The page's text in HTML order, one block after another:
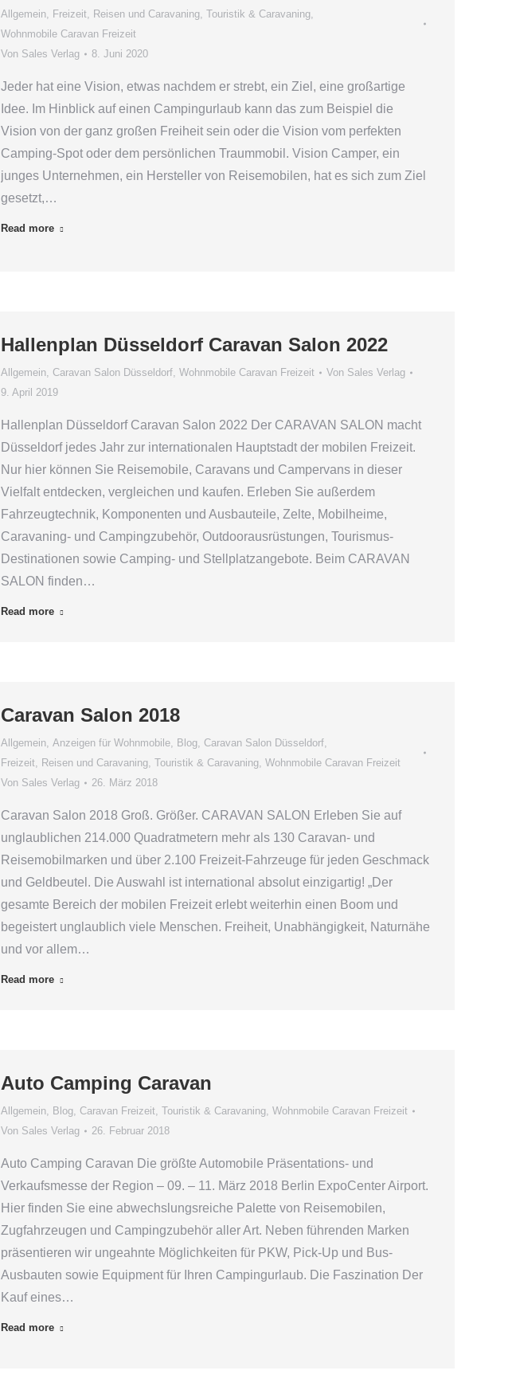
Allgemein, Freizeit, Reisen und Caravaning, Touristik & Caravaning,
Wohnmobile Caravan Freizeit
Von Sales Verlag 8. Juni 2020
Jeder hat eine Vision, etwas nachdem er strebt, ein Ziel, eine großartige
Idee. Im Hinblick auf einen Campingurlaub kann das zum Beispiel die
Vision von der ganz großen Freiheit sein oder die Vision vom perfekten
Camping-Spot oder dem persönlichen Traummobil. Vision Camper, ein
junges Unternehmen, ein Hersteller von Reisemobilen, hat es sich zum Ziel
gesetzt,…
Read more
Hallenplan Düsseldorf Caravan Salon 2022
Allgemein, Caravan Salon Düsseldorf, Wohnmobile Caravan Freizeit Von Sales Verlag
9. April 2019
Hallenplan Düsseldorf Caravan Salon 2022 Der CARAVAN SALON macht
Düsseldorf jedes Jahr zur internationalen Hauptstadt der mobilen Freizeit.
Nur hier können Sie Reisemobile, Caravans und Campervans in dieser
Vielfalt entdecken, vergleichen und kaufen. Erleben Sie außerdem
Fahrzeugtechnik, Komponenten und Ausbauteile, Zelte, Mobilheime,
Caravaning- und Campingzubehör, Outdoorausrüstungen, Tourismus-
Destinationen sowie Camping- und Stellplatzangebote. Beim CARAVAN
SALON finden…
Read more
Caravan Salon 2018
Allgemein, Anzeigen für Wohnmobile, Blog, Caravan Salon Düsseldorf,
Freizeit, Reisen und Caravaning, Touristik & Caravaning, Wohnmobile Caravan Freizeit
Von Sales Verlag 26. März 2018
Caravan Salon 2018 Groß. Größer. CARAVAN SALON Erleben Sie auf
unglaublichen 214.000 Quadratmetern mehr als 130 Caravan- und
Reisemobilmarken und über 2.100 Freizeit-Fahrzeuge für jeden Geschmack
und Geldbeutel. Die Auswahl ist international absolut einzigartig! „Der
gesamte Bereich der mobilen Freizeit erlebt weiterhin einen Boom und
begeistert unglaublich viele Menschen. Freiheit, Unabhängigkeit, Naturnähe
und vor allem…
Read more
Auto Camping Caravan
Allgemein, Blog, Caravan Freizeit, Touristik & Caravaning, Wohnmobile Caravan Freizeit
Von Sales Verlag 26. Februar 2018
Auto Camping Caravan Die größte Automobile Präsentations- und
Verkaufsmesse der Region – 09. – 11. März 2018 Berlin ExpoCenter Airport.
Hier finden Sie eine abwechslungsreiche Palette von Reisemobilen,
Zugfahrzeugen und Campingzubehör aller Art. Neben führenden Marken
präsentieren wir ungeahnte Möglichkeiten für PKW, Pick-Up und Bus-
Ausbauten sowie Equipment für Ihren Campingurlaub. Die Faszination Der
Kauf eines…
Read more